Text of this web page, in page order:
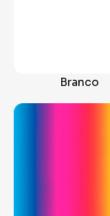
Branco